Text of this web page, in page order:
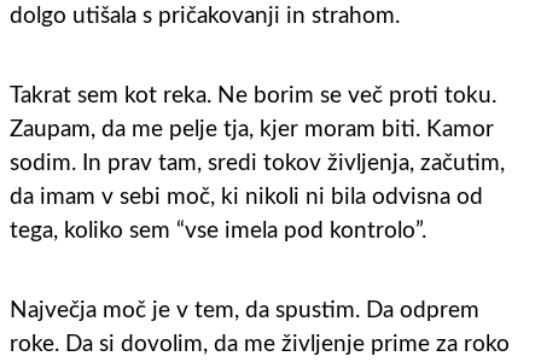
dolgo utišala s pričakovanji in strahom.
Takrat sem kot reka. Ne borim se več proti toku.
Zaupam, da me pelje tja, kjer moram biti. Kamor
sodim. In prav tam, sredi tokov življenja, začutim,
da imam v sebi moč, ki nikoli ni bila odvisna od
tega, koliko sem “vse imela pod kontrolo”.
Največja moč je v tem, da spustim. Da odprem
roke. Da si dovolim, da me življenje prime za roko